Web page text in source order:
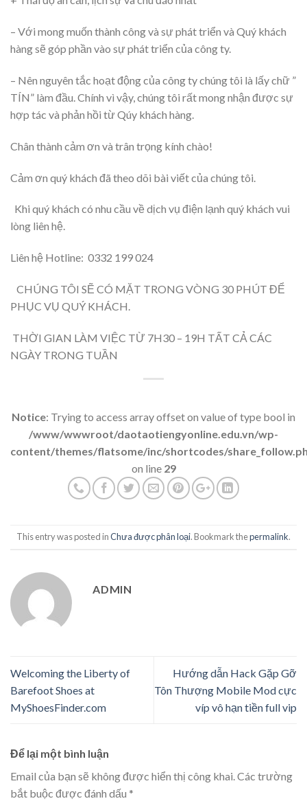
– Với mong muốn thành công và sự phát triển và Quý khách
hàng sẽ góp phần vào sự phát triển của công ty.
– Nên nguyên tắc hoạt động của công ty chúng tôi là lấy chữ ”
TÍN” làm đầu. Chính vì vậy, chúng tôi rất mong nhận được sự
hợp tác và phản hồi từ Qúy khách hàng.
Chân thành cảm ơn và trân trọng kính chào!
Cảm ơn quý khách đã theo dõi bài viết của chúng tôi.
Khi quý khách có nhu cầu về dịch vụ điện lạnh quý khách vui
lòng liên hệ.
Liên hệ Hotline: 0332 199 024
CHÚNG TÔI SẼ CÓ MẶT TRONG VÒNG 30 PHÚT ĐỂ
PHỤC VỤ QUÝ KHÁCH.
THỜI GIAN LÀM VIỆC TỪ 7H30 – 19H TẤT CẢ CÁC
NGÀY TRONG TUẦN
Notice: Trying to access array offset on value of type bool in
/www/wwwroot/daotaotiengyonline.edu.vn/wp-
content/themes/flatsome/inc/shortcodes/
on line 29
This entry was posted inChưa được phân loại. Bookmark thepermalink.
ADMIN
Welcoming the Liberty of
Barefoot Shoes at
MyShoesFinder.com
Hướng dẫn Hack Gặp Gỡ
Tôn Thượng Mobile Mod cực
víp vô hạn tiền full vip
Để lại một bình luận
Email của bạn sẽ không được hiển thị công khai.Các trường
bắt buộc được đánh dấu *